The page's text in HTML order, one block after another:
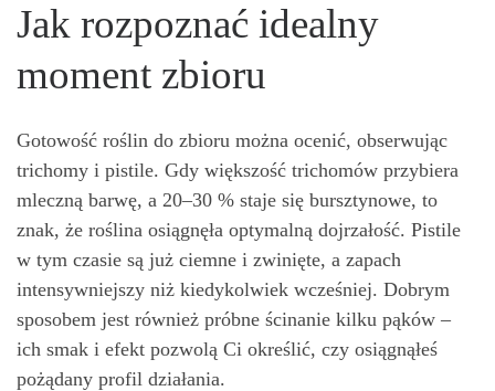
Jak rozpoznać idealny
moment zbioru
Gotowość roślin do zbioru można ocenić, obserwując
trichomy i pistile. Gdy większość trichomów przybiera
mleczną barwę, a 20–30 % staje się bursztynowe, to
znak, że roślina osiągnęła optymalną dojrzałość. Pistile
w tym czasie są już ciemne i zwinięte, a zapach
intensywniejszy niż kiedykolwiek wcześniej. Dobrym
sposobem jest również próbne ścinanie kilku pąków –
ich smak i efekt pozwolą Ci określić, czy osiągnąłeś
pożądany profil działania.